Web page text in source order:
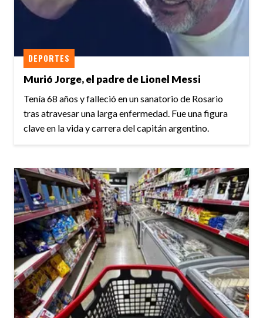
Murió Jorge, el padre de Lionel Messi
DEPORTES
Tenía 68 años y falleció en un sanatorio de Rosario
tras atravesar una larga enfermedad. Fue una figura
clave en la vida y carrera del capitán argentino.